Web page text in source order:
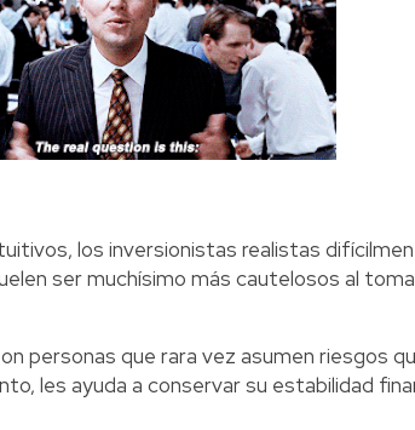
los inversionistas realistas
ser muchísimo más cautelosos al
personas que rara vez asumen riesgos
les ayuda a conservar su estabilidad